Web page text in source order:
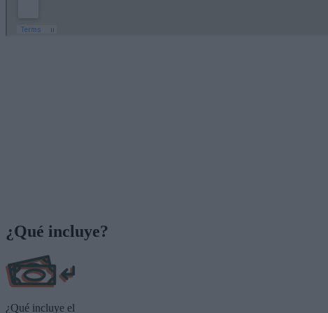
¿Qué incluye?
¿Qué incluye el